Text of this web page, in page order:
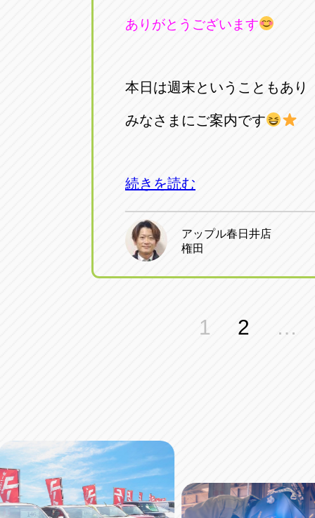
ありがとうございます
本日は週末ということもあり
みなさまにご案内です
続きを読む
アップル春日井店
権田
投
ー
1 2 …